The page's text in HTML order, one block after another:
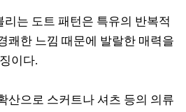
리는 도트 패턴은 특유의 반복적
쾌한 느낌 때문에 발랄한 매력을
이다.
산으로 스커트나 셔츠 등의 의류